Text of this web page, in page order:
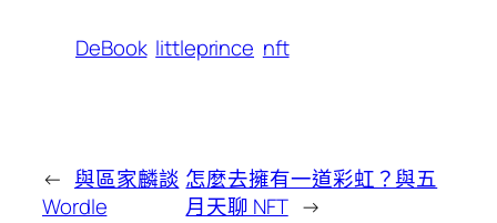
DeBook littleprince nft
← 與區家麟談
Wordle
怎麼去擁有一道彩虹？與五
月天聊 NFT →